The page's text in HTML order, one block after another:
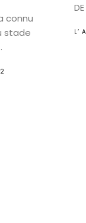
connu
stade
L’